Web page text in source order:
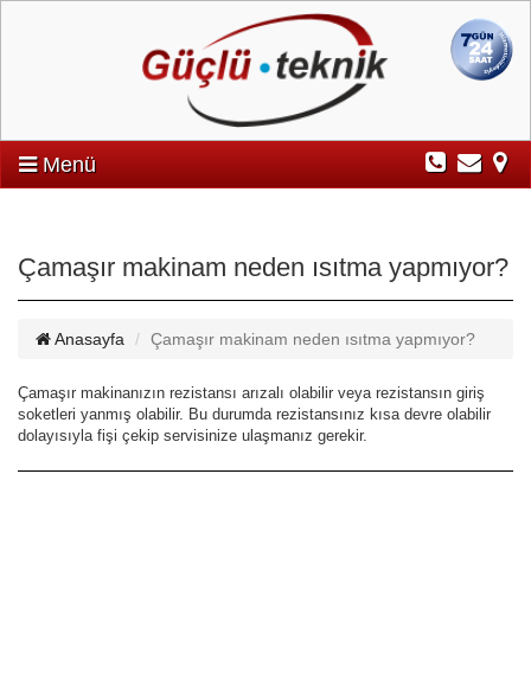
Menü
Çamaşır makinam neden ısıtma yapmıyor?
Anasayfa Çamaşır makinam neden ısıtma yapmıyor?
Çamaşır makinanızın rezistansı arızalı olabilir veya rezistansın giriş
soketleri yanmış olabilir. Bu durumda rezistansınız kısa devre olabilir
dolayısıyla fişi çekip servisinize ulaşmanız gerekir.